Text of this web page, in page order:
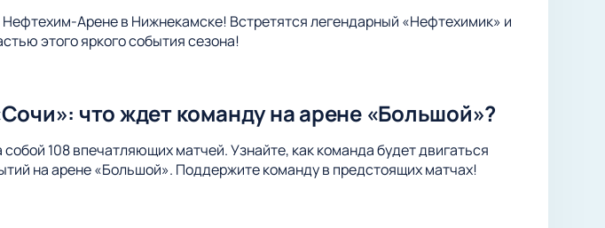
Арене в Нижнекамске! Встретятся легендарный «Нефтехимик» и
этого яркого события сезона!
что ждет команду на арене «Большой»?
108 впечатляющих матчей. Узнайте, как команда будет двигаться
на арене «Большой». Поддержите команду в предстоящих матчах!